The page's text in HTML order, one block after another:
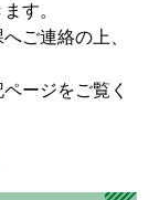
す。
ご連絡の上、
ージをご覧く